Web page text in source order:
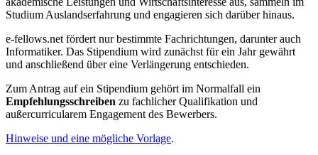
Studium Auslandserfahrung und engagieren sich darüber hinaus.
e-fellows.net fördert nur bestimmte Fachrichtungen, darunter auch
Informatiker. Das Stipendium wird zunächst für ein Jahr gewährt
und anschließend über eine Verlängerung entschieden.
Zum Antrag auf ein Stipendium gehört im Normalfall ein
Empfehlungsschreiben zu fachlicher Qualifikation und
außercurricularem Engagement des Bewerbers.
Hinweise und eine mögliche Vorlage.